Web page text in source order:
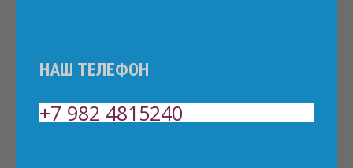
НАШ ТЕЛЕФОН
+7 982 4815240